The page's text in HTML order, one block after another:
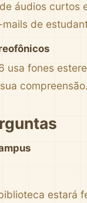
áudios curtos
de
usa fones
compreensão.
estará